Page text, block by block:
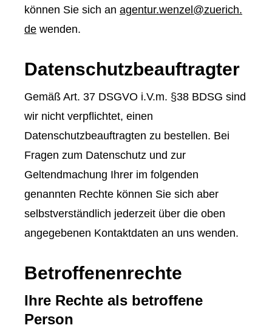
können Sie sich an agentur.wenzel@zuerich.
de wenden.
Datenschutzbeauftragter
Gemäß Art. 37 DSGVO i.V.m. §38 BDSG sind
wir nicht verpflichtet, einen
Datenschutzbeauftragten zu bestellen. Bei
Fragen zum Datenschutz und zur
Geltendmachung Ihrer im folgenden
genannten Rechte können Sie sich aber
selbstverständlich jederzeit über die oben
angegebenen Kontaktdaten an uns wenden.
Betroffenenrechte
Ihre Rechte als betroffene
Person